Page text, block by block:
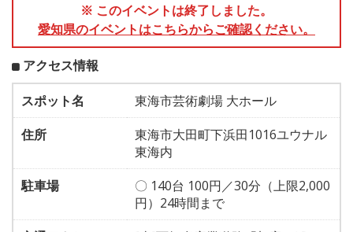
※ このイベントは終了しました。
愛知県のイベントはこちらからご確認ください。
アクセス情報
スポット名
東海市芸術劇場 大ホール
住所
東海市大田町下浜田1016ユウナル
東海内
駐車場
〇 140台 100円／30分（上限2,000
円）24時間まで